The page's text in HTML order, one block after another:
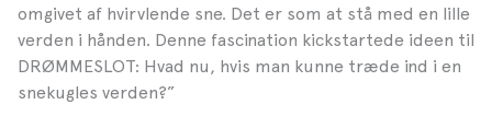
omgivet af hvirvlende sne. Det er som at stå med en lille
verden i hånden. Denne fascination kickstartede ideen til
DRØMMESLOT: Hvad nu, hvis man kunne træde ind i en
snekugles verden?”